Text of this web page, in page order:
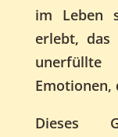
im Leben
erlebt, das
Emotionen,
Dieses